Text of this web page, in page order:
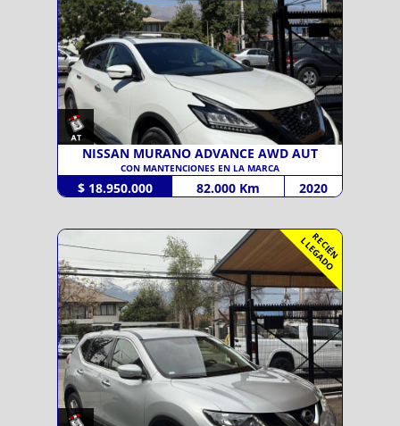
NISSAN MURANO ADVANCE AWD AUT
CON MANTENCIONES EN LA MARCA
$ 18.950.000 82.000 Km 2020
R
E
C
I
É
N
L
L
E
G
A
D
O